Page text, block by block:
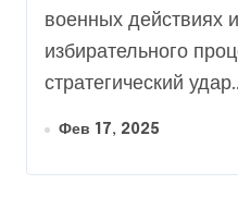
военных действиях
избирательного
стратегический
Фев 17, 2025